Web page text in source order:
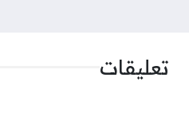
تعليقات